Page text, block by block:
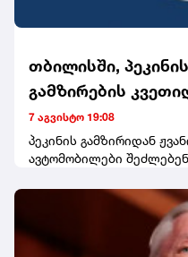
თბილისში,
გამზირების
მიმართულებით
შეიზღუდება
7 აგვისტო 19:08
პეკინის გამზირიდან
ავტომობილები
ქუჩების
შეზღუდვის გამო,
გარკვეული
N302, N349 ავტობუსები